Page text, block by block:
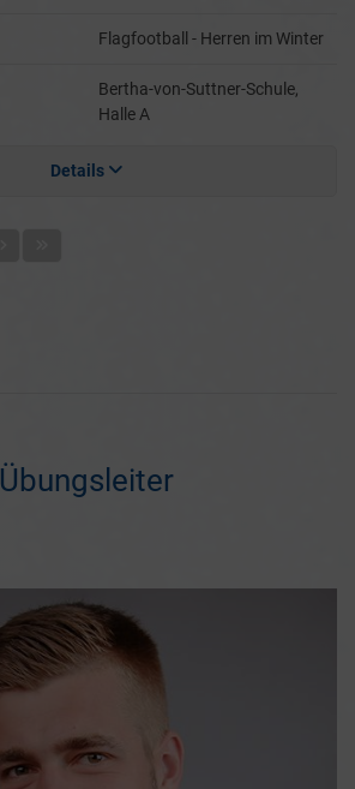
Flagfootball - Herren im Winter
Bertha-von-Suttner-Schule,
Halle A
Details
Übungsleiter